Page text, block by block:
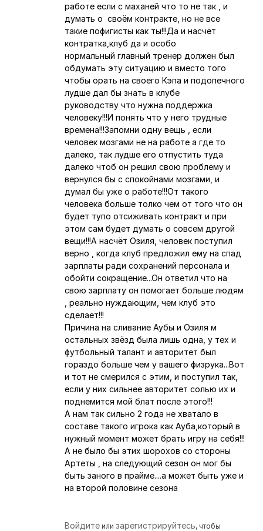
работе если с маханей что то не так , и
думать о своём контракте, но не все
такие пофигисты как ты!!!Да и насчёт
контратка,клуб да и особо
нормальный главный тренер должен был
обдумать эту ситуацию и вместо того
чтобы орать на своего Кэпа и подопечного
лудше дал бы знать в клубе
руководству что нужна поддержка
человеку!!!И понять что у него трудные
времена!!!Запомни одну вещь , если
человек мозгами не на работе а где то
далеко, так лудше его отпустить туда
далеко чтоб он решил свою проблему и
вернулся бы с спокойнами мозгами, и
думал бы уже о работе!!!От такого
человека больше толко чем от того что он
будет тупо отсиживать контракт и при
этом сам будет думать о совсем другой
вещи!!!А насчёт Озиля, человек поступил
верно , когда клуб предложил ему на спад
зарплаты ради сохранений персонала и
обойти сокращение...Он ответил что на
свою зарплату он помогает больше людям
, реально нуждающим, чем клуб это
сделает!!!
Причина на сливание Аубы и Озиля м
остальных звёзд была лишь одна, у тех и
футбольный талант и авторитет был
гораздо больше чем у вашего физрука...Вот
и тот не смерился с этим, и поступил так,
если у них сильнее авторитет солью их и
поднемится мой блат после этого!!!
А нам так сильно 2 года не хватало в
составе такого игрока как Ауба,который в
нужный момент может брать игру на себя!!!
А не было бы этих шорохов со стороны
Артеты , на следующий сезон он мог бы
быть заного в прайме....а может быть уже и
на второй половине сезона
Войдите илизарегистрируйтесь, чтобы